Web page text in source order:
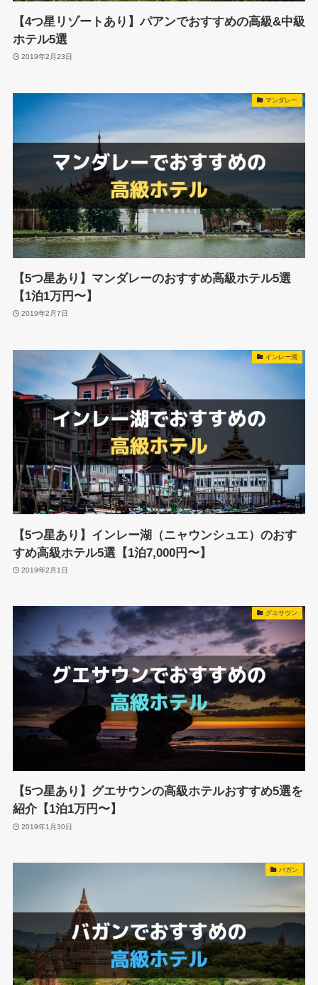
【4つ星リゾートあり】パアンでおすすめの高級&中級
ホテル5選
2019年2月23日
マンダレー
【5つ星あり】マンダレーのおすすめ高級ホテル5選
【1泊1万円〜】
2019年2月7日
インレー湖
【5つ星あり】インレー湖（ニャウンシュエ）のおす
すめ高級ホテル5選【1泊7,000円〜】
2019年2月1日
グエサウン
【5つ星あり】グエサウンの高級ホテルおすすめ5選を
紹介【1泊1万円〜】
2019年1月30日
バガン